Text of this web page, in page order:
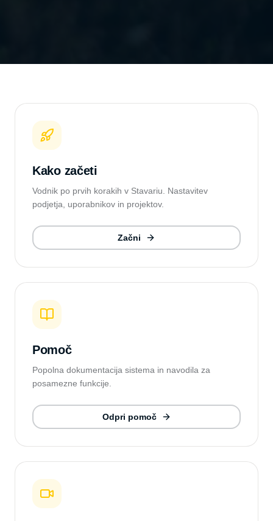
Kako začeti
Vodnik po prvih korakih v Stavariu. Nastavitev
podjetja, uporabnikov in projektov.
Začni
Pomoč
Popolna dokumentacija sistema in navodila za
posamezne funkcije.
Odpri pomoč